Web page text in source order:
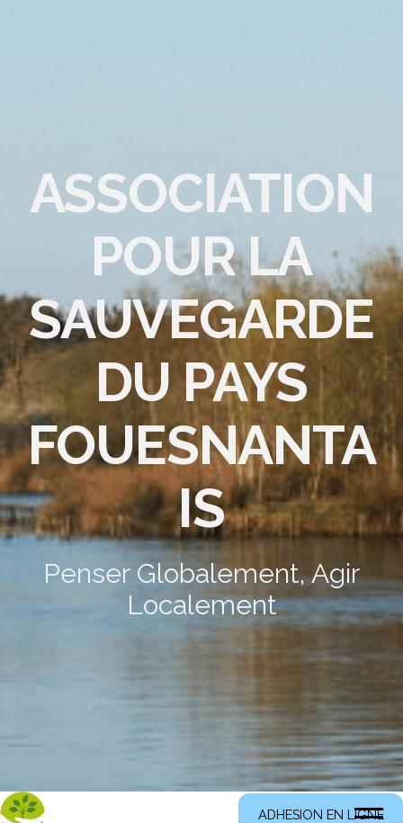
ASSOCIATION
POUR LA
SAUVEGARDE
DU PAYS
FOUESNANTA
IS
Penser Globalement, Agir
Localement
ADHESION EN LIGNE